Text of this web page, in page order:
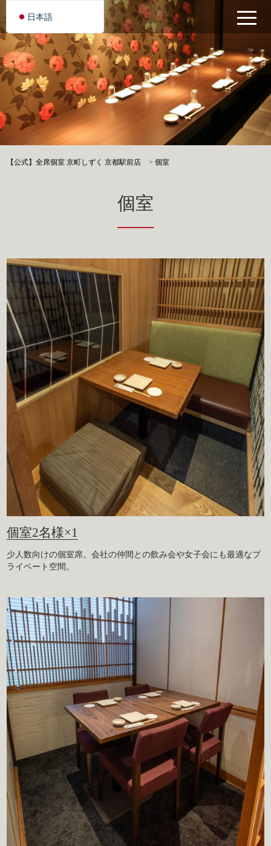
【公式】全席個室 京町しずく 京都駅前店 >個室
個室
個室2名様×1
少人数向けの個室席。会社の仲間との飲み会や女子会にも最適なプ
ライベート空間。
日本語